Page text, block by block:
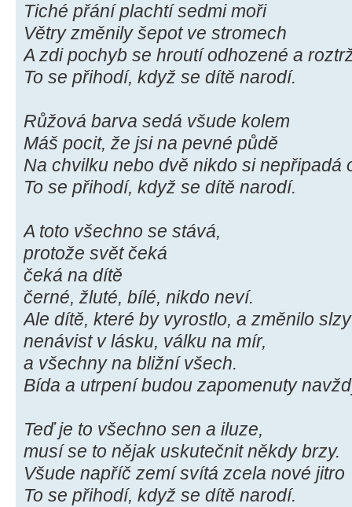
Tiché přání plachtí sedmi moři
Větry změnily šepot ve stromech
A zdi pochyb se hroutí odhozené a
To se přihodí, když se dítě narodí.
Růžová barva sedá všude kolem
Máš pocit, že jsi na pevné půdě
Na chvilku nebo dvě nikdo si nepřipadá
To se přihodí, když se dítě narodí.
A toto všechno se stává,
protože svět čeká
čeká na dítě
černé, žluté, bílé, nikdo neví.
Ale dítě, které by vyrostlo, a změnilo
nenávist v lásku, válku na mír,
a všechny na bližní všech.
Bída a utrpení budou zapomenuty
Teď je to všechno sen a iluze,
musí se to nějak uskutečnit někdy brzy.
Všude napříč zemí svítá zcela nové jitro
To se přihodí, když se dítě narodí.